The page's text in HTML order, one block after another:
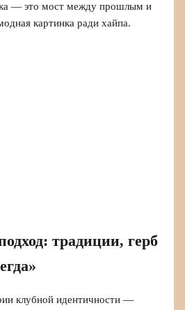
— это мост между прошлым и
картинка ради хайпа.
традиции, герб
клубной идентичности —